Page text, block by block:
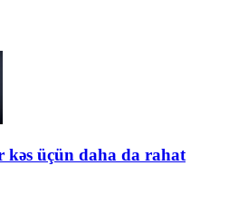
kəs üçün daha da rahat